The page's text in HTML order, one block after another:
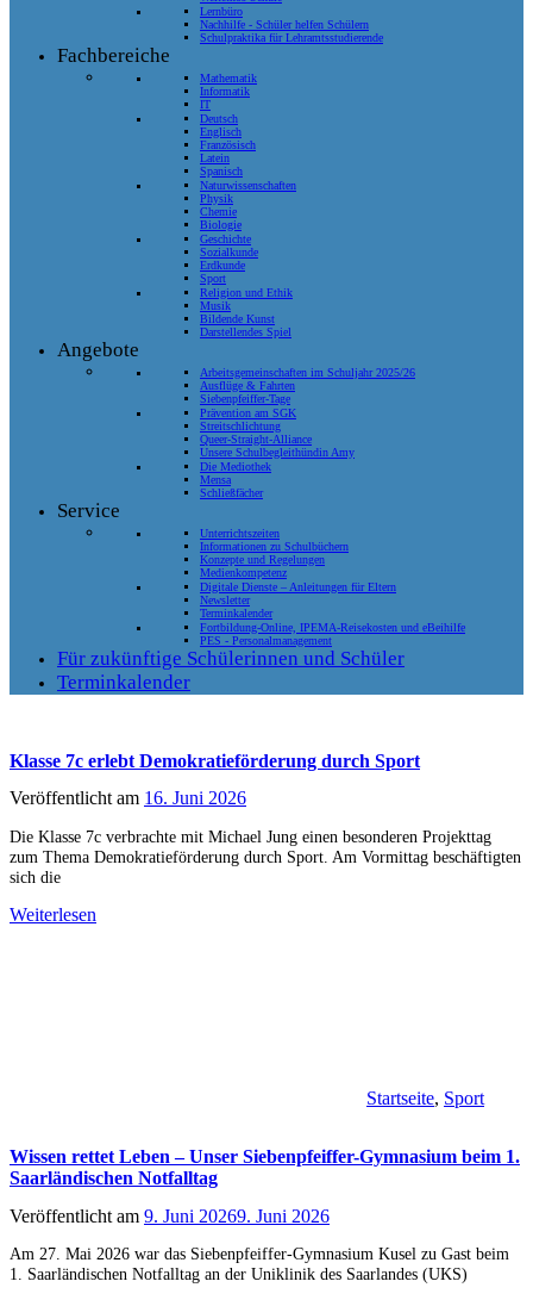
Lernbüro
Nachhilfe - Schüler helfen Schülern
Schulpraktika für Lehramtsstudierende
Fachbereiche
Mathematik
Informatik
IT
Deutsch
Englisch
Französisch
Latein
Spanisch
Naturwissenschaften
Physik
Chemie
Biologie
Geschichte
Sozialkunde
Erdkunde
Sport
Religion und Ethik
Musik
Bildende Kunst
Darstellendes Spiel
Angebote
Arbeitsgemeinschaften im Schuljahr 2025/26
Ausflüge & Fahrten
Siebenpfeiffer-Tage
Prävention am SGK
Streitschlichtung
Queer-Straight-Alliance
Unsere Schulbegleithündin Amy
Die Mediothek
Mensa
Schließfächer
Service
Unterrichtszeiten
Informationen zu Schulbüchern
Konzepte und Regelungen
Medienkompetenz
Digitale Dienste – Anleitungen für Eltern
Newsletter
Terminkalender
Fortbildung-Online, IPEMA-Reisekosten und eBeihilfe
PES - Personalmanagement
Für zukünftige Schülerinnen und Schüler
Terminkalender
Klasse 7c erlebt Demokratieförderung durch Sport
Veröffentlicht am 16. Juni 2026
Die Klasse 7c verbrachte mit Michael Jung einen besonderen Projekttag
zum Thema Demokratieförderung durch Sport. Am Vormittag beschäftigten
sich die
Weiterlesen
Startseite, Sport
Wissen rettet Leben – Unser Siebenpfeiffer-Gymnasium beim 1.
Saarländischen Notfalltag
Veröffentlicht am 9. Juni 20269. Juni 2026
Am 27. Mai 2026 war das Siebenpfeiffer-Gymnasium Kusel zu Gast beim
1. Saarländischen Notfalltag an der Uniklinik des Saarlandes (UKS)